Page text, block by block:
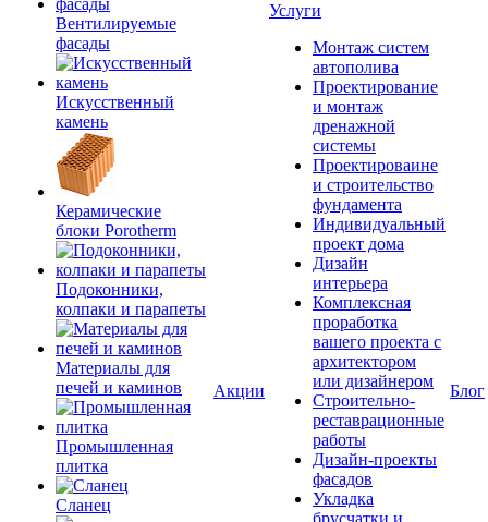
Вентилируемые
фасады
Искусственный
камень
Керамические
блоки Porotherm
Подоконники,
колпаки и парапеты
Материалы для
печей и каминов
Промышленная
плитка
Сланец
Акции
Услуги
Монтаж систем
автополива
Проектирование
и монтаж
дренажной
системы
Проектироваине
и строительство
фундамента
Индивидуальный
проект дома
Дизайн
интерьера
Комплексная
проработка
вашего проекта с
архитектором
или дизайнером
Строительно-
реставрационные
работы
Дизайн-проекты
фасадов
Укладка
брусчатки и
Блог